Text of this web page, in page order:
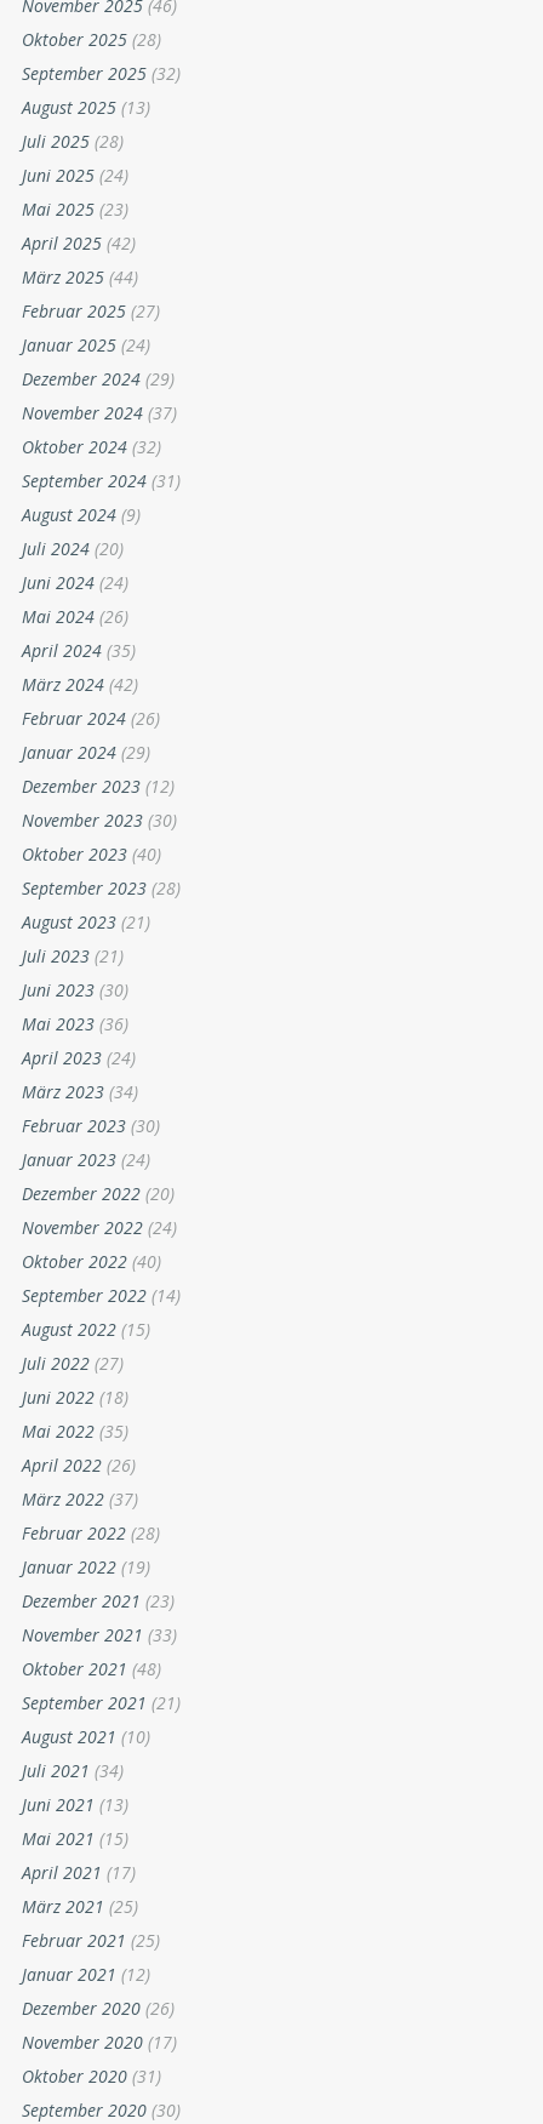
November 2025 (46)
Oktober 2025 (28)
September 2025 (32)
August 2025 (13)
Juli 2025 (28)
Juni 2025 (24)
Mai 2025 (23)
April 2025 (42)
März 2025 (44)
Februar 2025 (27)
Januar 2025 (24)
Dezember 2024 (29)
November 2024 (37)
Oktober 2024 (32)
September 2024 (31)
August 2024 (9)
Juli 2024 (20)
Juni 2024 (24)
Mai 2024 (26)
April 2024 (35)
März 2024 (42)
Februar 2024 (26)
Januar 2024 (29)
Dezember 2023 (12)
November 2023 (30)
Oktober 2023 (40)
September 2023 (28)
August 2023 (21)
Juli 2023 (21)
Juni 2023 (30)
Mai 2023 (36)
April 2023 (24)
März 2023 (34)
Februar 2023 (30)
Januar 2023 (24)
Dezember 2022 (20)
November 2022 (24)
Oktober 2022 (40)
September 2022 (14)
August 2022 (15)
Juli 2022 (27)
Juni 2022 (18)
Mai 2022 (35)
April 2022 (26)
März 2022 (37)
Februar 2022 (28)
Januar 2022 (19)
Dezember 2021 (23)
November 2021 (33)
Oktober 2021 (48)
September 2021 (21)
August 2021 (10)
Juli 2021 (34)
Juni 2021 (13)
Mai 2021 (15)
April 2021 (17)
März 2021 (25)
Februar 2021 (25)
Januar 2021 (12)
Dezember 2020 (26)
November 2020 (17)
Oktober 2020 (31)
September 2020 (30)